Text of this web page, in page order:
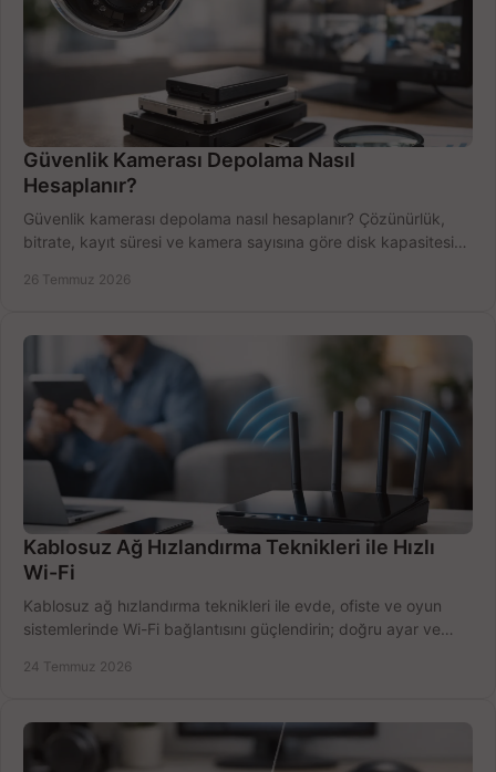
Güvenlik Kamerası Depolama Nasıl
Hesaplanır?
Güvenlik kamerası depolama nasıl hesaplanır? Çözünürlük,
bitrate, kayıt süresi ve kamera sayısına göre disk kapasitesini
26 Temmuz 2026
Kablosuz Ağ Hızlandırma Teknikleri ile Hızlı
Wi-Fi
Kablosuz ağ hızlandırma teknikleri ile evde, ofiste ve oyun
sistemlerinde Wi-Fi bağlantısını güçlendirin; doğru ayar ve
24 Temmuz 2026